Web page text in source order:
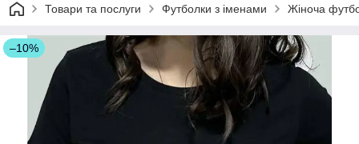
Товари та послуги Футболки з іменами Жіноча
–10%